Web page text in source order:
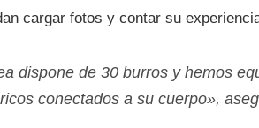
cargar fotos y contar su
dispone de 30 burros y hemos
conectados a su cuerpo»,